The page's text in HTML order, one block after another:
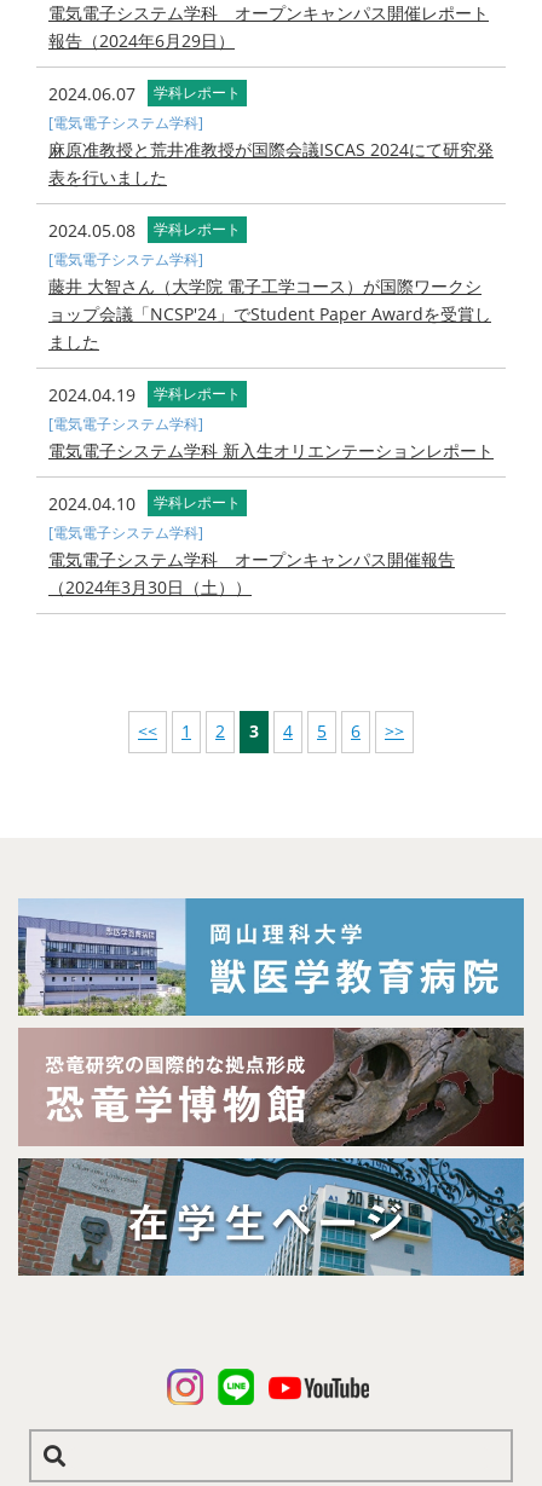
電気電子システム学科 オープンキャンパス開催レポート
報告（2024年6月29日）
2024.06.07
学科レポート
[電気電子システム学科]
麻原准教授と荒井准教授が国際会議ISCAS 2024にて研究発
表を行いました
2024.05.08
学科レポート
[電気電子システム学科]
藤井 大智さん（大学院 電子工学コース）が国際ワークシ
ョップ会議「NCSP'24」でStudent Paper Awardを受賞し
ました
2024.04.19
学科レポート
[電気電子システム学科]
電気電子システム学科 新入生オリエンテーションレポート
2024.04.10
学科レポート
[電気電子システム学科]
電気電子システム学科 オープンキャンパス開催報告
（2024年3月30日（土））
<< 1 2 3 4 5 6 >>